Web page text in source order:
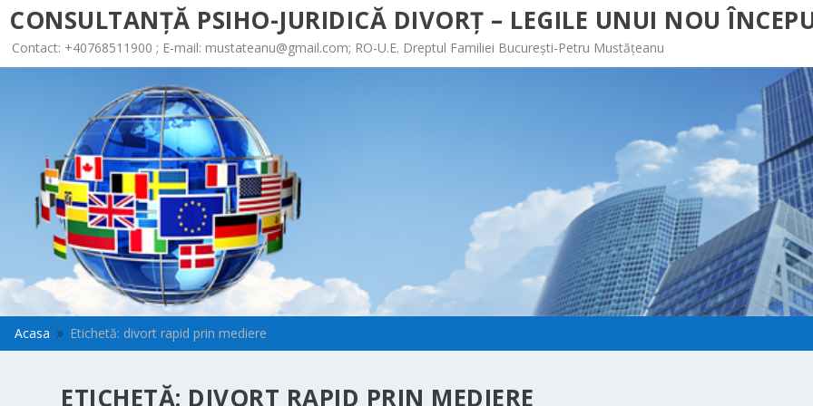
CONSULTANȚĂ PSIHO-JURIDICĂ DIVORȚ – LEGILE UNUI NOU
Contact: +40768511900 ; E-mail: mustateanu@gmail.com; RO-U.E. Dreptul Familiei București-Petru Mustățeanu
Acasa 9 Etichetă: divort rapid prin mediere
ETICHETĂ: DIVORT RAPID PRIN MEDIERE